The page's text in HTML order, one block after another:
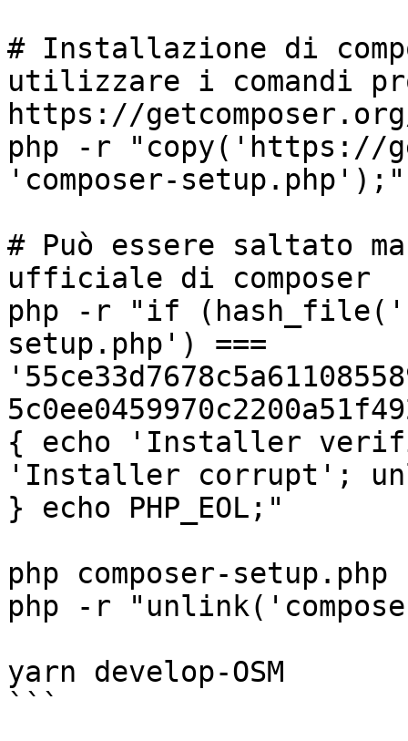
# Installazione di
utilizzare i comandi
https://
php -r "copy('https://
'composer-setup.php');"
# Può essere saltato
ufficiale di composer
php -r "if
setup.php') ===
{ echo 'Installer
'Installer corrupt';
} echo PHP_EOL;"
php composer-setup.php
php -r
yarn develop-OSM
```